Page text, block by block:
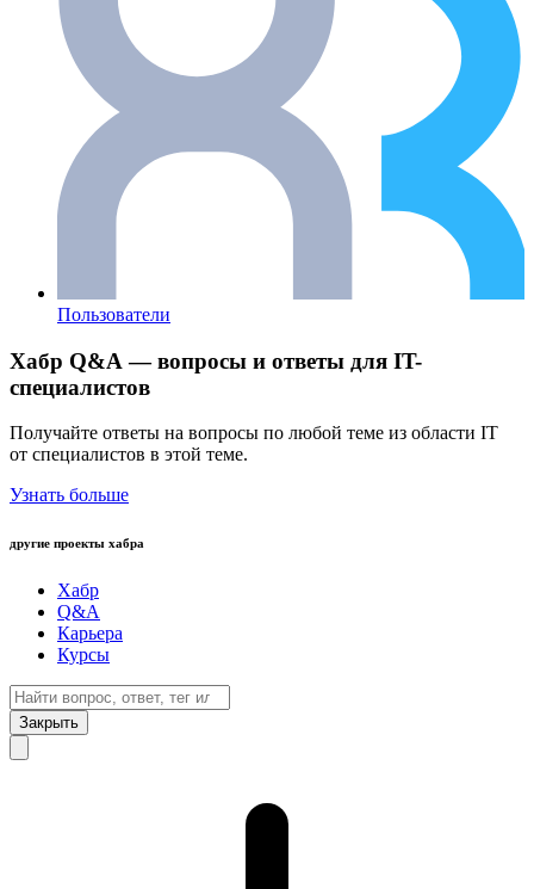
Пользователи
Хабр Q&A — вопросы и ответы для IT-
специалистов
Получайте ответы на вопросы по любой теме из области IT
от специалистов в этой теме.
Узнать больше
другие проекты хабра
Хабр
Q&A
Карьера
Курсы
Закрыть